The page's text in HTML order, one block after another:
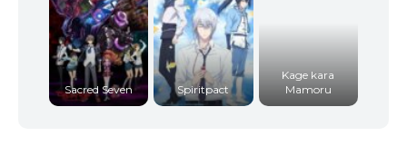
Sacred Seven Spiritpact
Kage kara
Mamoru